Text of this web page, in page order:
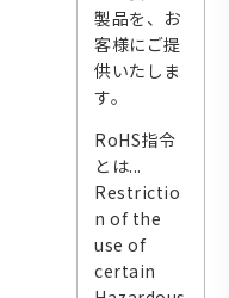
製品を、お
客様にご提
供いたしま
す。
RoHS指令
とは...
Restrictio
n of the
use of
certain